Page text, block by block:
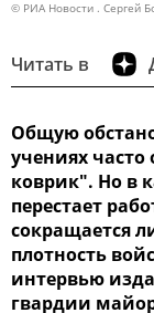
© РИА Новости . Сергей
Читать в
Общую
учениях
коврик". Но в
перестает
сокращается
плотность
интервью
гвардии